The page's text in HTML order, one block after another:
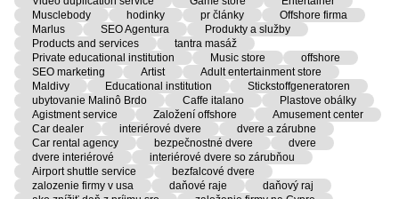
Musclebody
hodinky pr články
Offshore firma
Marlus
SEO Agentura
Produkty a služby
Products and services
tantra masáž
Private educational institution
Music store
offshore
SEO marketing
Artist
Adult entertainment store
Maldivy
Educational institution
Stickstoffgeneratoren
ubytovanie Malinô Brdo
Caffe italano
Plastove obálky
Agistment service
Založení offshore
Amusement center
Car dealer
interiérové dvere
dvere a zárubne
Car rental agency
bezpečnostné dvere
dvere
dvere interiérové
interiérové dvere so zárubňou
Airport shuttle service
bezfalcové dvere
zalozenie firmy v usa
daňové raje
daňový raj